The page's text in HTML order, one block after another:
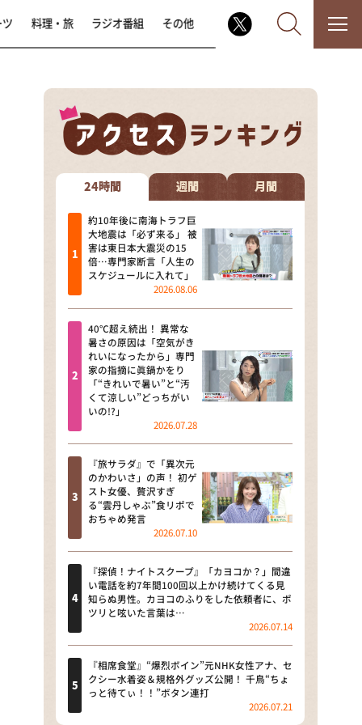
なるみ・岡村の過ぎるTV
相席食堂
これ余談なんですけど・・・
～人生密着トークバラエティ！
～ やすとものいたって真剣です
探偵！ナイトスクープ
news おかえり
河合＆A.B.C-Z塚田×福井アナ
「なんでやねん！？」（news お
かえり）
DAIGOも台所 ～きょうの献立 何
にする？～
本日はダイアンなり！シーズン２
朝だ！生です旅サラダ
教えて！ニュースライブ 正義の
ミカタ
ＬＩＦＥ～夢のカタチ～
新婚さんいらっしゃい！
ポツンと一軒家
ザキ山小屋本館
料理・旅 ラジオ番組 その他
24時間 週間 月間
約10年後に南海トラフ巨
大地震は「必ず来る」 被
害は東日本大震災の15
倍…専門家断言「人生の
スケジュールに入れて」
2026.08.06
40℃超え続出！ 異常な
暑さの原因は「空気がき
れいになったから」専門
家の指摘に眞鍋かをり
「“きれいで暑い”と“汚
くて涼しい”どっちがい
いの!?」
2026.07.28
『旅サラダ』で「異次元
のかわいさ」の声！ 初ゲ
スト女優、贅沢すぎ
る“雲丹しゃぶ”食リポで
おちゃめ発言
2026.07.10
『探偵！ナイトスクープ』「カヨコか？」間違
い電話を約7年間100回以上かけ続けてくる見
知らぬ男性。カヨコのふりをした依頼者に、ポ
ツリと呟いた言葉は…
2026.07.14
『相席食堂』“爆烈ボイン”元NHK女性アナ、セ
クシー水着姿＆規格外グッズ公開！ 千鳥“ちょ
っと待てぃ！！”ボタン連打
2026.07.21